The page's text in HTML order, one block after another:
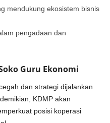
mendukung ekosistem bisnis
pengadaan dan
Guru Ekonomi
dan strategi dijalankan
KDMP akan
posisi koperasi